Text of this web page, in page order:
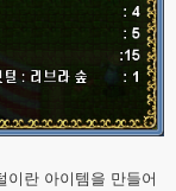
이란 아이템을 만들어